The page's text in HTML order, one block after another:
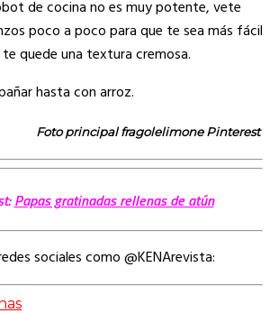
de cocina no es muy potente, vete
poco a poco para que te sea más fácil
quede una textura cremosa.
hasta con arroz.
Foto principalfragolelimone Pinterest
Papas gratinadas rellenas de atún
sociales como @KENArevista: